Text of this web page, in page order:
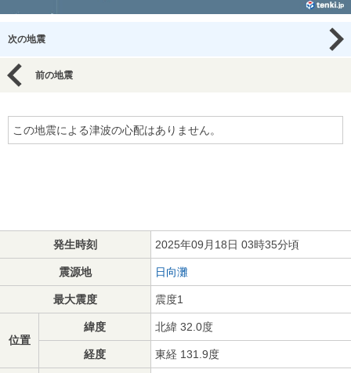
次の地震
前の地震
この地震による津波の心配はありません。
発生時刻 2025年09月18日 03時35分頃
震源地 日向灘
最大震度 震度1
位置
緯度 北緯 32.0度
経度 東経 131.9度